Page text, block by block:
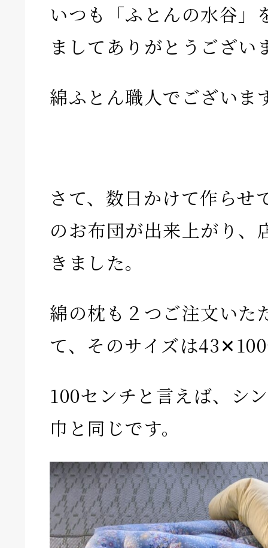
いつも「ふとんの水谷」
ましてありがとうござい
綿ふとん職人でございま
さて、数日かけて作らせ
のお布団が出来上がり、
きました。
綿の枕も２つご注文いた
て、そのサイズは
100センチと言えば、シ
巾と同じです。